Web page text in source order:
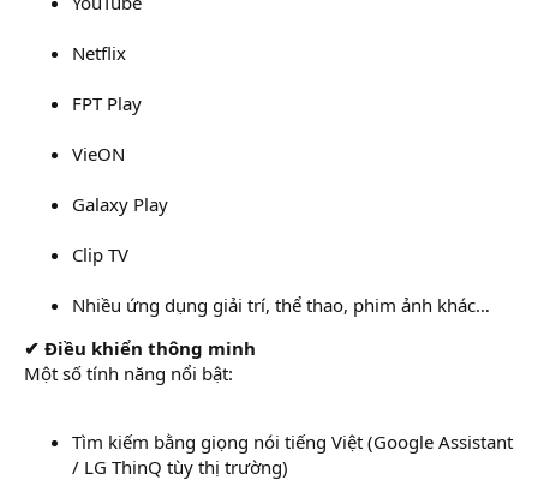
Netflix
FPT Play
VieON
Galaxy Play
Clip TV
Nhiều ứng dụng giải trí, thể thao, phim ảnh khác…
✔ Điều khiển thông minh
Một số tính năng nổi bật:
Tìm kiếm bằng giọng nói tiếng Việt (Google Assistant
/ LG ThinQ tùy thị trường)